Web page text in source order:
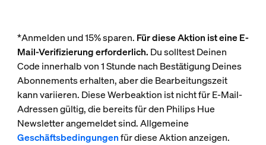
*Anmelden und 15% sparen. Für diese Aktion ist eine E-
Mail-Verifizierung erforderlich. Du solltest Deinen
Code innerhalb von 1 Stunde nach Bestätigung Deines
Abonnements erhalten, aber die Bearbeitungszeit
kann variieren. Diese Werbeaktion ist nicht für E-Mail-
Adressen gültig, die bereits für den Philips Hue
Newsletter angemeldet sind. Allgemeine
Geschäftsbedingungenfür diese Aktion anzeigen.